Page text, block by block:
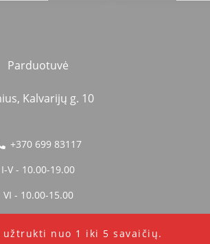
užtrukti nuo 1 iki 5 savaičių.
Parduotuvė
Kalvarijų g. 10
+370 699 83117
I-V - 10.00-19.00
VI - 10.00-15.00